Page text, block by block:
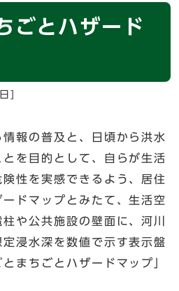
ごとハザード
報の普及と、日頃から洪水
を目的として、自らが生活
性を実感できるよう、居住
ドマップとみたて、生活空
や公共施設の壁面に、河川
浸水深を数値で示す表示盤
まちごとハザードマップ」